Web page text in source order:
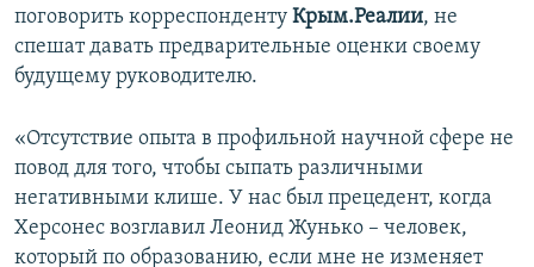
поговорить корреспонденту Крым.Реалии, не
спешат давать предварительные оценки своему
будущему руководителю.
«Отсутствие опыта в профильной научной сфере не
повод для того, чтобы сыпать различными
негативными клише. У нас был прецедент, когда
Херсонес возглавил Леонид Жунько – человек,
который по образованию, если мне не изменяет